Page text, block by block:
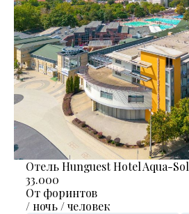
Отель Hunguest Hotel Aqua-Sol
33.000
От форинтов
/ ночь / человек